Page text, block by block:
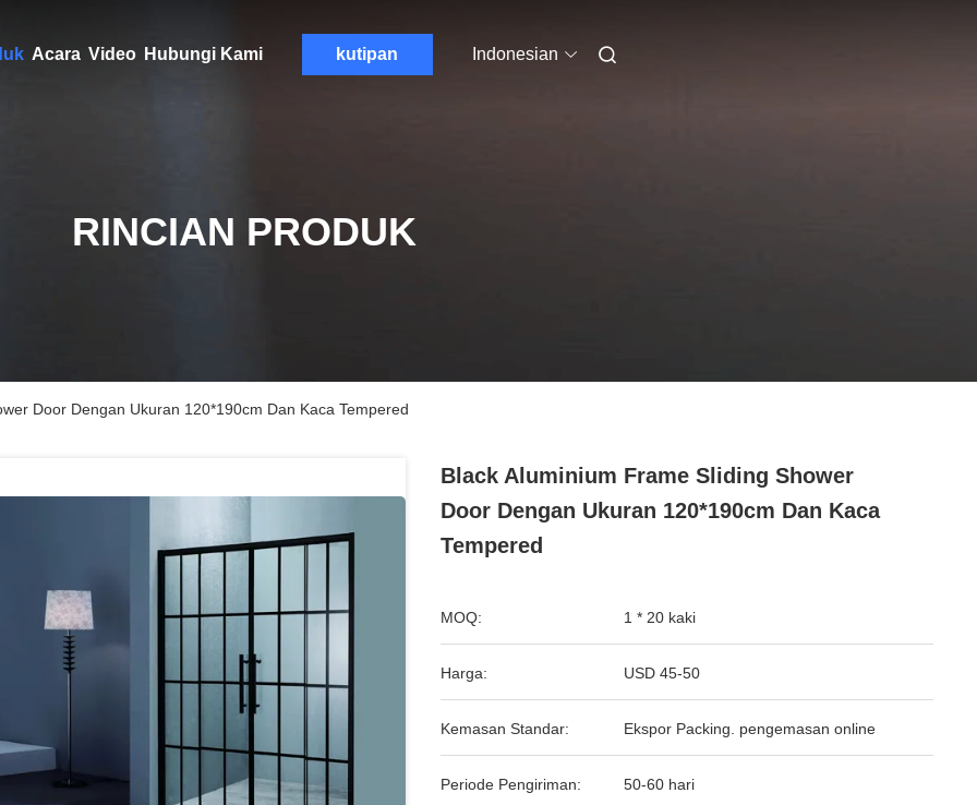
Acara Video Hubungi Kami kutipan Indonesian
RINCIAN PRODUK
Door Dengan Ukuran 120*190cm Dan Kaca Tempered
Black Aluminium Frame Sliding Shower
Door Dengan Ukuran 120*190cm Dan Kaca
Tempered
MOQ: 1 * 20 kaki
Harga: USD 45-50
Kemasan Standar: Ekspor Packing. pengemasan online
Periode Pengiriman: 50-60 hari